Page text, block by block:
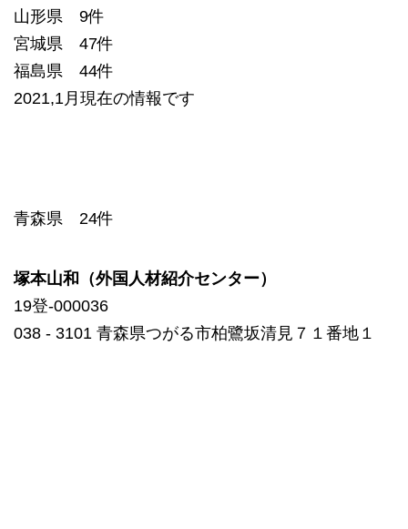
山形県 9件
宮城県 47件
福島県 44件
2021,1月現在の情報です
青森県 24件
塚本山和（外国人材紹介センター）
19登-000036
038 ‐ 3101 青森県つがる市柏鷺坂清見７１番地１